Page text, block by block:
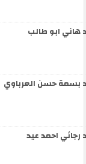
هاني ابو طالب
بسمة حسن العرباوي
رجائي احمد عيد